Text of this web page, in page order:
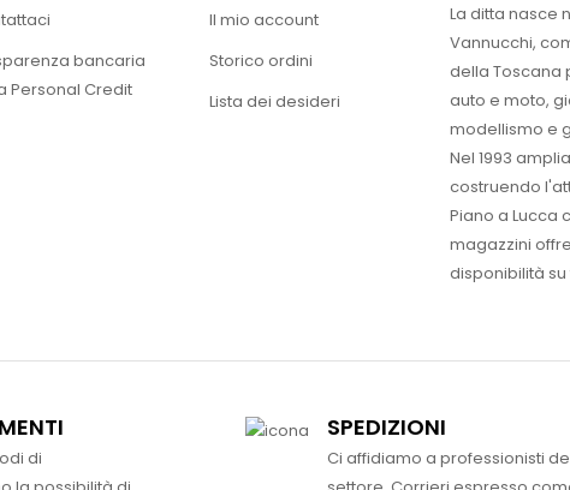
bancaria
Personal Credit
Il mio account
Storico ordini
Lista dei desideri
La ditta nasce
Vannucchi,
della Toscana
auto e moto,
modellismo e
Nel 1993
costruendo
Piano a Lucca
magazzini
disponibilità
di
SPEDIZIONI
Ci affidiamo a professionisti